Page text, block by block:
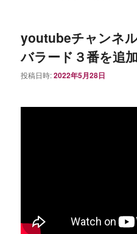
youtubeチャンネ
バラード３番を追
投稿日時:2022年5月28日